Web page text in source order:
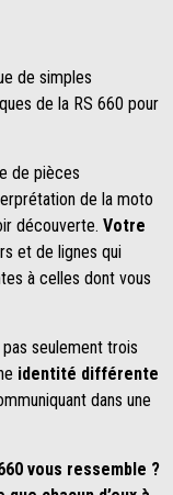
de simples
de la RS 660 pour
de pièces
de la moto
découverte. Votre
et de lignes qui
à celles dont vous
seulement trois
identité différente
dans une
vous ressemble ?